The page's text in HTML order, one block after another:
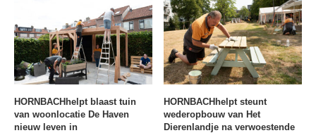
HORNBACHhelpt blaast tuin
van woonlocatie De Haven
nieuw leven in
HORNBACHhelpt steunt
wederopbouw van Het
Dierenlandje na verwoestende